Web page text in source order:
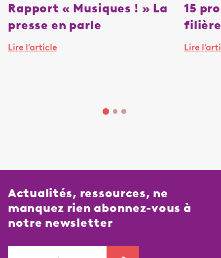
Rapport « Musiques ! » La
presse en parle
Lire l'article
15
Lire
Actualités, ressources, ne
manquez rien abonnez-vous à
notre newsletter